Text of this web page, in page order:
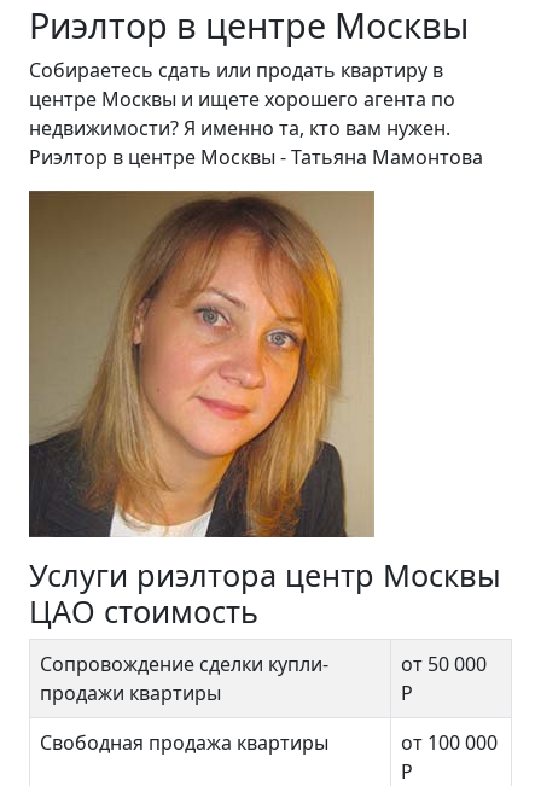
Риэлтор в центре Москвы
Собираетесь сдать или продать квартиру в
центре Москвы и ищете хорошего агента по
недвижимости? Я именно та, кто вам нужен.
Риэлтор в центре Москвы - Татьяна Мамонтова
Услуги риэлтора центр Москвы
ЦАО стоимость
Сопровождение сделки купли-
продажи квартиры
от 50 000
Р
Свободная продажа квартиры
от 100 000
Р